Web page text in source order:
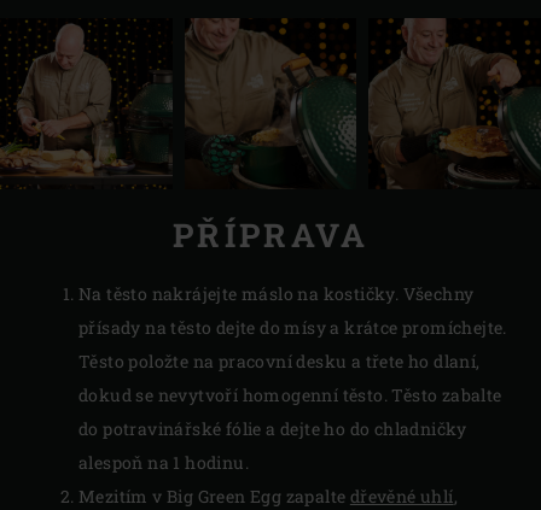
PŘÍPRAVA
Na těsto nakrájejte máslo na kostičky. Všechny
přísady na těsto dejte do mísy a krátce promíchejte.
Těsto položte na pracovní desku a třete ho dlaní,
dokud se nevytvoří homogenní těsto. Těsto zabalte
do potravinářské fólie a dejte ho do chladničky
alespoň na 1 hodinu.
Mezitím v Big Green Egg zapalte dřevěné uhlí,